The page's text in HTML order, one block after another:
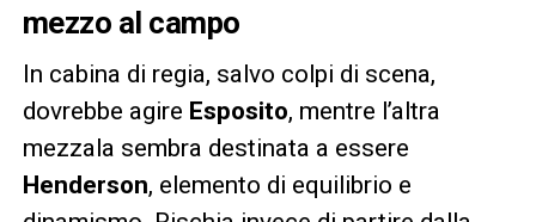
mezzo al campo
In cabina di regia, salvo colpi di scena,
dovrebbe agire Esposito, mentre l’altra
mezzala sembra destinata a essere
Henderson, elemento di equilibrio e